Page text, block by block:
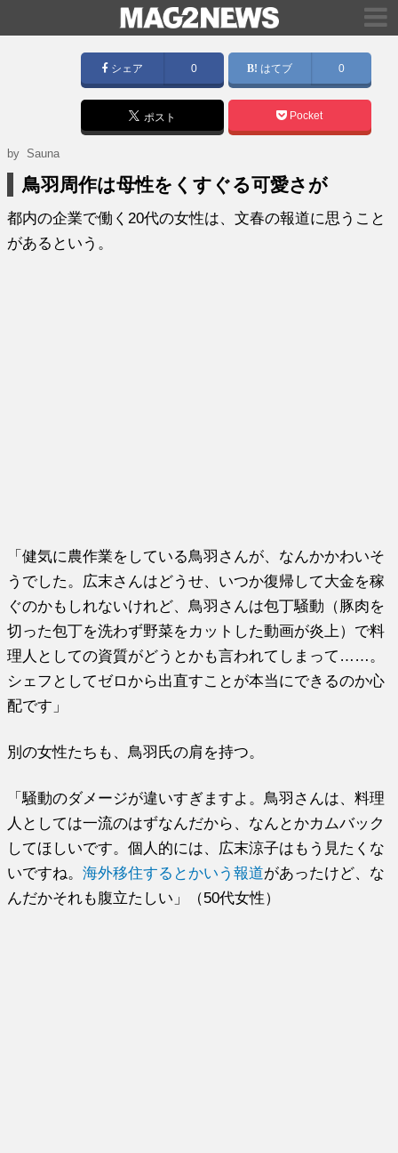
シェア 0 はてブ 0
ポスト Pocket
by Sauna
鳥羽周作は母性をくすぐる可愛さが
都内の企業で働く20代の女性は、文春の報道に思うこと
があるという。
「健気に農作業をしている鳥羽さんが、なんかかわいそ
うでした。広末さんはどうせ、いつか復帰して大金を稼
ぐのかもしれないけれど、鳥羽さんは包丁騒動（豚肉を
切った包丁を洗わず野菜をカットした動画が炎上）で料
理人としての資質がどうとかも言われてしまって……。
シェフとしてゼロから出直すことが本当にできるのか心
配です」
別の女性たちも、鳥羽氏の肩を持つ。
「騒動のダメージが違いすぎますよ。鳥羽さんは、料理
人としては一流のはずなんだから、なんとかカムバック
してほしいです。個人的には、広末涼子はもう見たくな
いですね。海外移住するとかいう報道があったけど、な
んだかそれも腹立たしい」（50代女性）